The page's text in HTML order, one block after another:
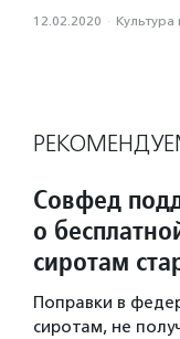
12.02.2020 ·
Совфед
о
сиротам
Поправки в
сиротам, не